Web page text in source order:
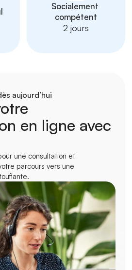
Socialement
compétent
2 jours
aujourd’hui
en ligne avec
une consultation et
parcours vers une